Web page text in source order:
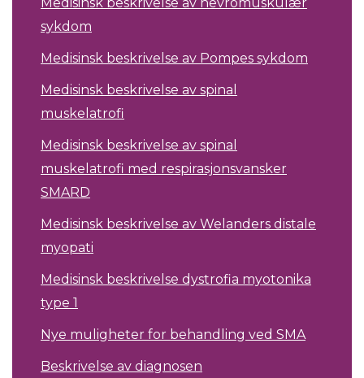
Medisinsk beskrivelse av nevromuskulær
sykdom
Medisinsk beskrivelse av Pompes sykdom
Medisinsk beskrivelse av spinal
muskelatrofi
Medisinsk beskrivelse av spinal
muskelatrofi med respirasjonsvansker
SMARD
Medisinsk beskrivelse av Welanders distale
myopati
Medisinsk beskrivelse dystrofia myotonika
type 1
Nye muligheter for behandling ved SMA
Beskrivelse av diagnosen